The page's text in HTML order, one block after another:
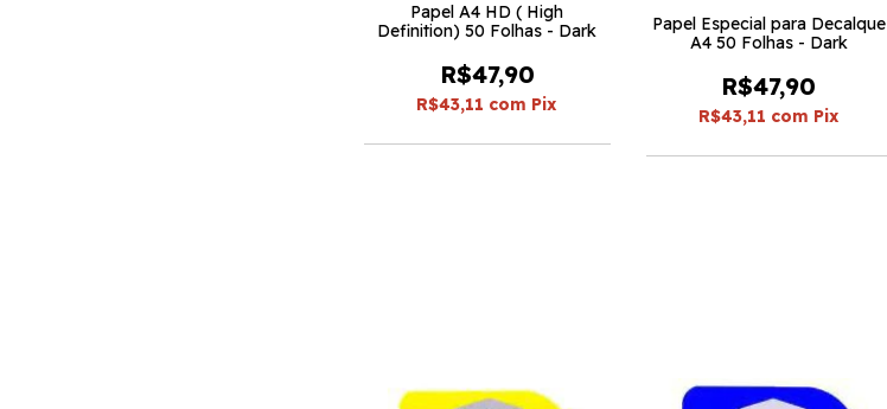
Papel A4 HD ( High
Definition) 50 Folhas - Dark
R$47,90
R$43,11 com Pix
Papel Especial para Decalque
A4 50 Folhas - Dark
R$47,90
R$43,11 com Pix